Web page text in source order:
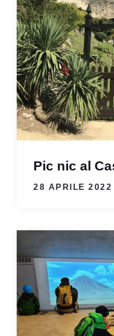
Pic nic al
28 APRILE 2022